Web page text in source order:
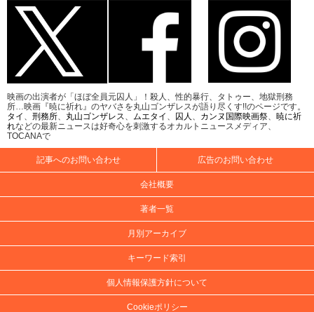
映画の出演者が「ほぼ全員元囚人」！殺人、性的暴行、タトゥー、地獄刑務
所…映画『暁に祈れ』のヤバさを丸山ゴンザレスが語り尽くす!!のページです。
タイ
刑務所 丸山ゴンザレス ムエタイ 囚人 カンヌ国際映画祭
暁に祈
れなどの最新ニュースは好奇心を刺激するオカルトニュースメディア、
TOCANAで
記事へのお問い合わせ 広告のお問い合わせ
会社概要
著者一覧
月別アーカイブ
キーワード索引
個人情報保護方針について
Cookieポリシー